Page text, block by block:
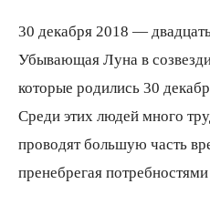
всем30 декабря 2018 —
Убывающая Луна в
которые родились 30
Среди этих людей много
проводят большую часть
пренебрегая